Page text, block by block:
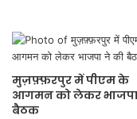
मुज़फ़्फ़रपुर में पीएम के
आगमन को लेकर
बैठक